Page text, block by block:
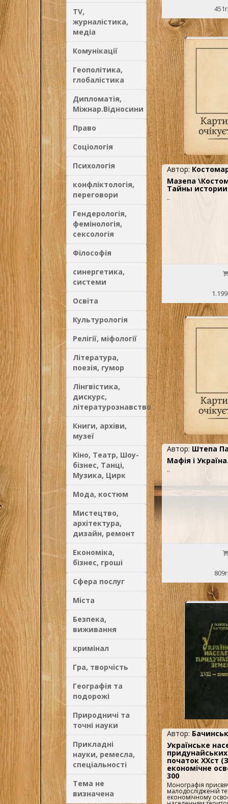
TV,
журналістика,
медіа
Комунікації
Геополітика,
глобалістика
Дипломатія,
Міжнар.Відносини
Право
Соціологія
Психологія
конфліктологія,
переговори
Гендерологія,
фемінологія,
сексологія
Філософія
синергетика,
системи
Освіта
Культурологія
Релігії, міфології
Література,
поезія, гумор
Лінгвістика,
дискурс,
літературознавство
Книги, архіви,
музеї
Кіно, Театр, Шоу-
бізнес, Танці,
Музика, Цирк
Мода, костюм
Мистецтво,
архітектура,
дизайн, ремонт
Економіка,
бізнес, гроші
Сфера послуг
Міста
Безпека,
виживання
кримінал
Гра, творчість
Географія та
подорожі
Природничі та
точні науки
Прикладні
науки, ремесла,
спеціальності
Тема не
визначена
авторове,
про історію як
колективне й
про переписування
про спроби
історію власної
з полону думок
досягнути
коли можеш
від першої особи.
а не Росії, Польщі
нашій
історик. На посаді
Служби безпеки
доти таємні архіви
Українському
Гарвардського
в Українському
університеті та
академії,
визвольного руху.
Інституту
ініціював
співавтор 14 книжок
Автор:
Мазепа
Тайны
..
Автор: Штепа
Мафія і
..
Автор:
Українське
початок ХХст
економічне
300
Монографія
малодослідженій
економічному